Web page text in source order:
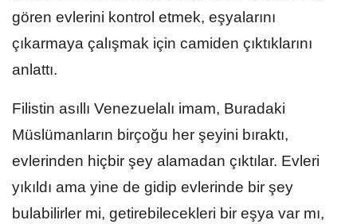
gören evlerini kontrol etmek, eşyalarını
çıkarmaya çalışmak için camiden çıktıklarını
anlattı.
Filistin asıllı Venezuelalı imam, Buradaki
Müslümanların birçoğu her şeyini bıraktı,
evlerinden hiçbir şey alamadan çıktılar. Evleri
yıkıldı ama yine de gidip evlerinde bir şey
bulabilirler mi, getirebilecekleri bir eşya var mı,